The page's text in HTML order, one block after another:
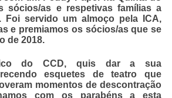
sócios/as e respetivas famílias a
Foi servido um almoço pela ICA,
e premiamos os sócios/as que se
de 2018.
do CCD, quis dar a sua
esquetes de teatro que
momentos de descontração
com os parabéns a esta